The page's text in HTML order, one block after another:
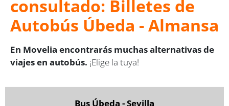
consultado: Billetes de
Autobús Úbeda - Almansa
En Movelia encontrarás muchas alternativas de
viajes en autobús. ¡Elige la tuya!
Bus Úbeda - Sevilla